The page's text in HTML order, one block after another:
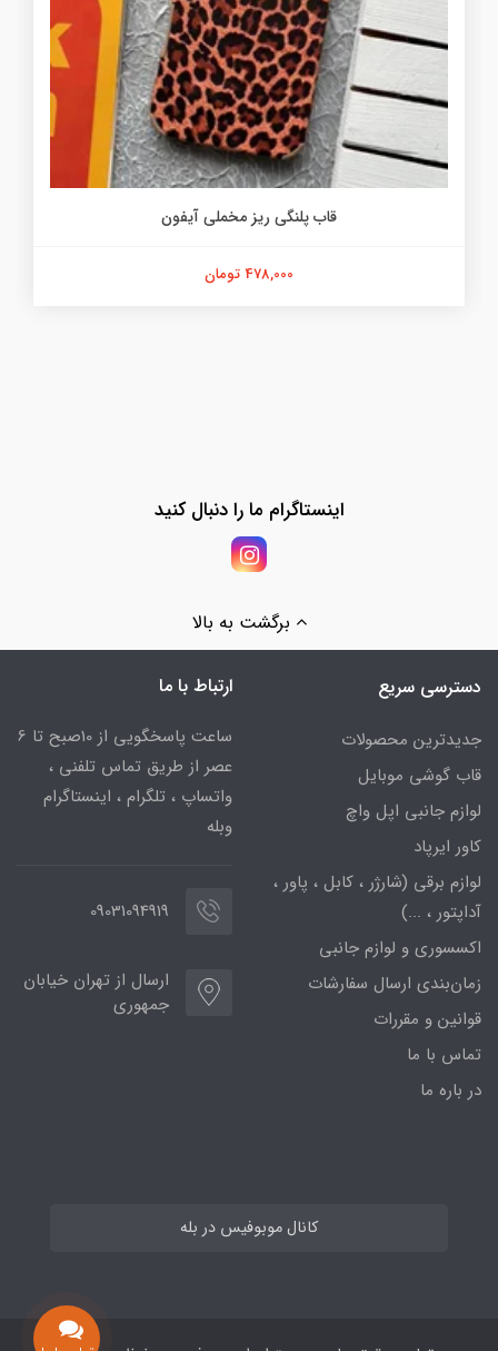
قاب پلنگی ریز مخملی آیفون
478,000 تومان
اینستاگرام ما را دنبال کنید
برگشت به بالا
دسترسی سریع
جدیدترین محصولات
قاب گوشی موبایل
لوازم جانبی اپل واچ
کاور ایرپاد
لوازم برقی (شارژر ، کابل ، پاور ،
آداپتور ، ...)
اکسسوری و لوازم جانبی
زمان‌بندی ارسال سفارشات
قوانین و مقررات
تماس با ما
در باره ما
ارتباط با ما
ساعت پاسخگویی از 10صبح تا 6
عصر از طریق تماس تلفنی ،
واتساپ ، تلگرام ، اینستاگرام
وبله
09031094919
ارسال از تهران خیابان
جمهوری
کانال موبوفیس در بله